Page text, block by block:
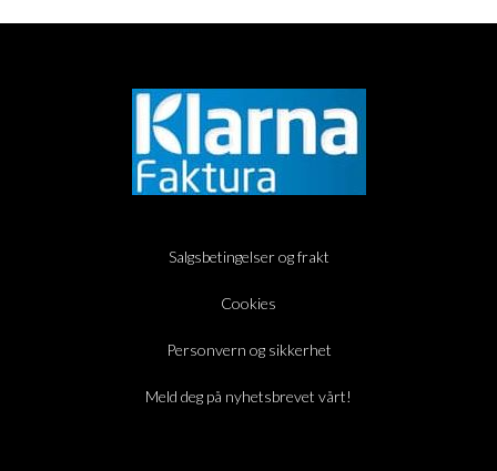
Salgsbetingelser og frakt
Cookies
Personvern og sikkerhet
Meld deg på nyhetsbrevet vårt!